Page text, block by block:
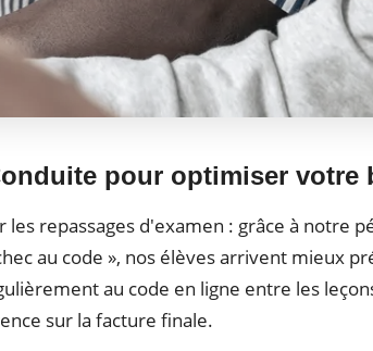
pour optimiser votre
repassages d'examen : grâce à notre
au code », nos élèves arrivent mieux
au code en ligne entre les
sur la facture finale.